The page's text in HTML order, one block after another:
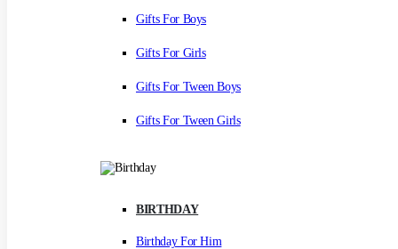
Gifts For Boys
Gifts For Girls
Gifts For Tween Boys
Gifts For Tween Girls
BIRTHDAY
Birthday For Him